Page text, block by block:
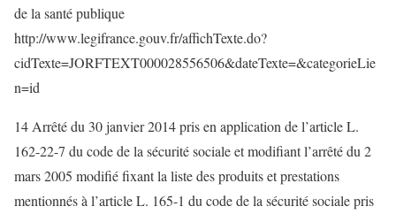
de la santé publique
http://www.legifrance.gouv.fr/affichTexte.do?
cidTexte=JORFTEXT000028556506&dateTexte=&categorieLie
n=id
14 Arrêté du 30 janvier 2014 pris en application de l’article L.
162-22-7 du code de la sécurité sociale et modifiant l’arrêté du 2
mars 2005 modifié fixant la liste des produits et prestations
mentionnés à l’article L. 165-1 du code de la sécurité sociale pris